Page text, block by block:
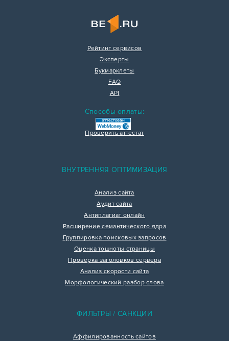
Рейтинг сервисов
Эксперты
Букмарклеты
FAQ
API
Способы оплаты:
Проверить аттестат
ВНУТРЕННЯЯ ОПТИМИЗАЦИЯ
Анализ сайта
Аудит сайта
Антиплагиат онлайн
Расширение семантического ядра
Группировка поисковых запросов
Оценка тошноты страницы
Проверка заголовков сервера
Анализ скорости сайта
Морфологический разбор слова
ФИЛЬТРЫ / САНКЦИИ
Аффилированность сайтов